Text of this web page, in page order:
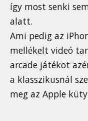
így most senki
alatt.
Ami pedig az
mellékelt videó
arcade játékot
a klasszikusnál
meg az Apple